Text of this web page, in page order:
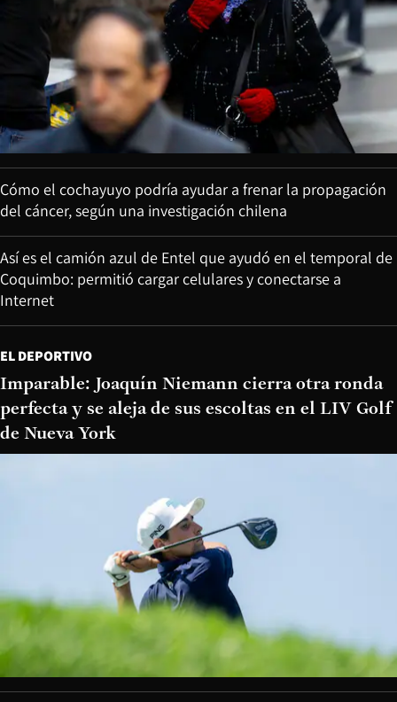
Cómo el cochayuyo podría ayudar a frenar la propagación
del cáncer, según una investigación chilena
Así es el camión azul de Entel que ayudó en el temporal de
Coquimbo: permitió cargar celulares y conectarse a
Internet
EL DEPORTIVO
Imparable: Joaquín Niemann cierra otra ronda
perfecta y se aleja de sus escoltas en el LIV Golf
de Nueva York